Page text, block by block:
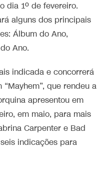
dia 1º de fevereiro.
alguns dos principais
Álbum do Ano,
Ano.
indicada e concorrerá
que rendeu a
apresentou em
em maio, para mais
Carpenter e Bad
indicações para